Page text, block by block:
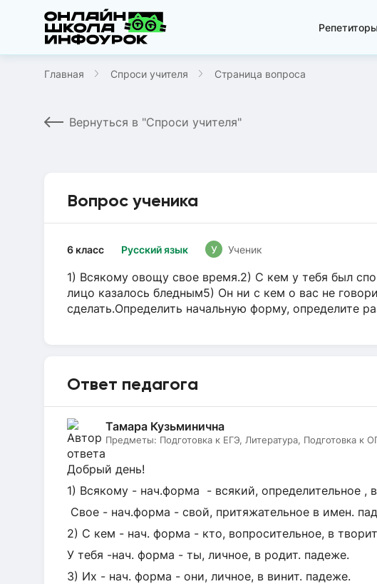
Репетиторы
Главная Спроси учителя Страница вопроса
Вернуться в "Спроси учителя"
Вопрос ученика
Русский язык
6 класс У Ученик
1) Всякому овощу свое время.2) С кем у тебя был
лицо казалось бледным5) Он ни с кем о вас не
сделать.Определить начальную форму, определите
Ответ педагога
Тамара Кузьминична
Предметы: Подготовка к ЕГЭ, Литература, Подготовка к
Добрый день!
1) Всякому - нач.форма - всякий, определительное ,
Свое - нач.форма - свой, притяжательное в имен.
2) С кем - нач. форма - кто, вопросительное, в
У тебя -нач. форма - ты, личное, в родит. падеже.
3) Их - нач. форма - они, личное, в винит. падеже.